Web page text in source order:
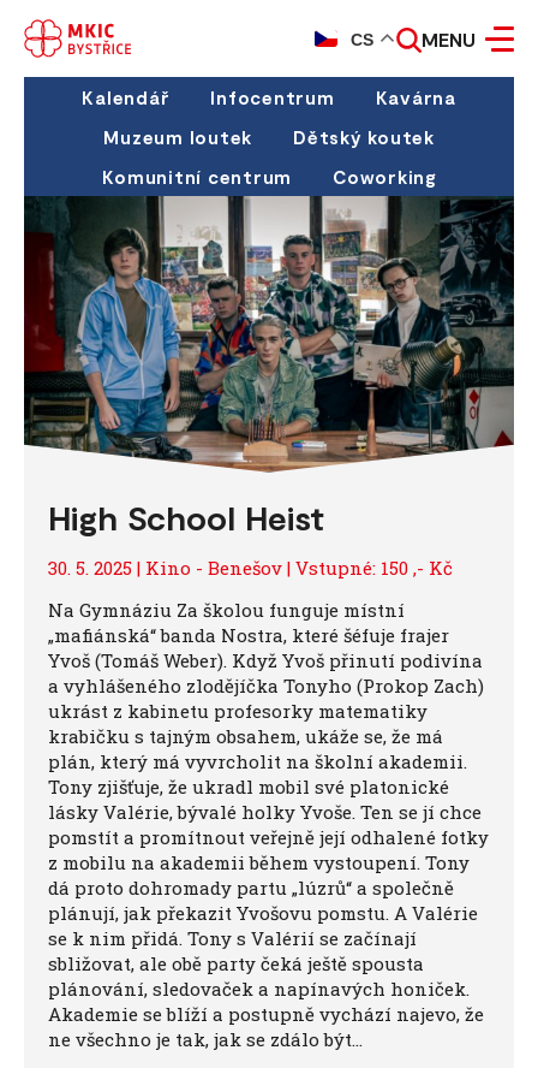
CS MENU
Kalendář Infocentrum
Kavárna
Muzeum loutek
Dětský koutek
Komunitní centrum
Coworking
High School Heist
30. 5. 2025 | Kino - Benešov | Vstupné: 150 ,- Kč
Na Gymnáziu Za školou funguje místní
„mafiánská“ banda Nostra, které šéfuje frajer
Yvoš (Tomáš Weber). Když Yvoš přinutí podivína
a vyhlášeného zlodějíčka Tonyho (Prokop Zach)
ukrást z kabinetu profesorky matematiky
krabičku s tajným obsahem, ukáže se, že má
plán, který má vyvrcholit na školní akademii.
Tony zjišťuje, že ukradl mobil své platonické
lásky Valérie, bývalé holky Yvoše. Ten se jí chce
pomstít a promítnout veřejně její odhalené fotky
z mobilu na akademii během vystoupení. Tony
dá proto dohromady partu „lúzrů“ a společně
plánují, jak překazit Yvošovu pomstu. A Valérie
se k nim přidá. Tony s Valérií se začínají
sbližovat, ale obě party čeká ještě spousta
plánování, sledovaček a napínavých honiček.
Akademie se blíží a postupně vychází najevo, že
ne všechno je tak, jak se zdálo být…